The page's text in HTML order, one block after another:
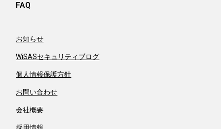
FAQ
お知らせ
WiSASセキュリティブログ
個人情報保護方針
お問い合わせ
会社概要